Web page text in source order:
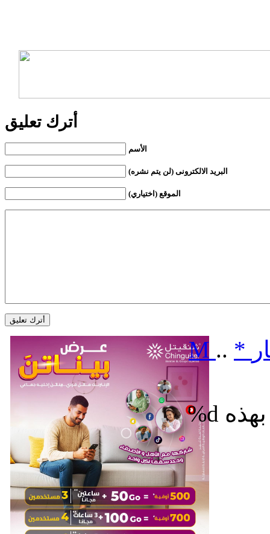
أترك تعليق
الأسم
البريد الالكترونى (لن يتم نشره)
الموقع (اختياري)
M .. *
%d